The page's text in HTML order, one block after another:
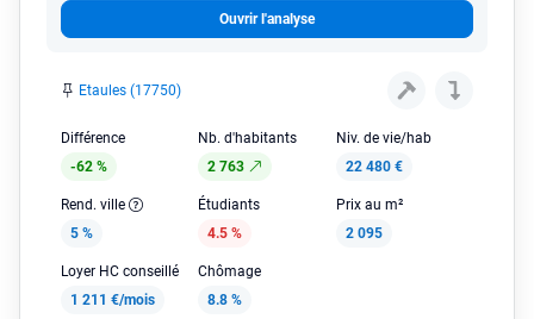
Ouvrir l'analyse
Etaules (17750)
Différence
-62 %
Nb. d'habitants
2 763
Niv. de vie/hab
22 480 €
Rend. ville
5 %
Étudiants
4.5 %
Prix au m²
2 095
Loyer HC conseillé
1 211 €/mois
Chômage
8.8 %